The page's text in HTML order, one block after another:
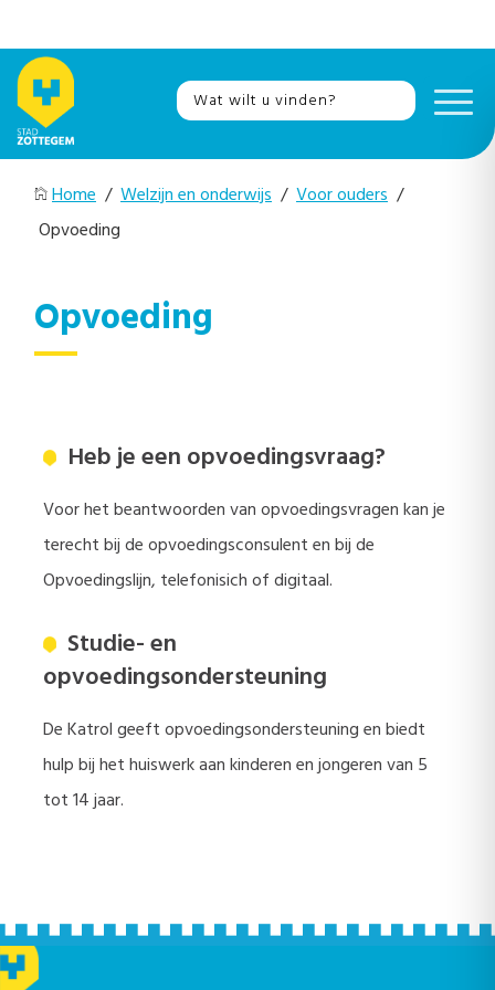
Home / Welzijn en onderwijs / Voor ouders /
Opvoeding
Opvoeding
Heb je een opvoedingsvraag?
Voor het beantwoorden van opvoedingsvragen kan je
terecht bij de opvoedingsconsulent en bij de
Opvoedingslijn, telefonisich of digitaal.
Studie- en
opvoedingsondersteuning
De Katrol geeft opvoedingsondersteuning en biedt
hulp bij het huiswerk aan kinderen en jongeren van 5
tot 14 jaar.